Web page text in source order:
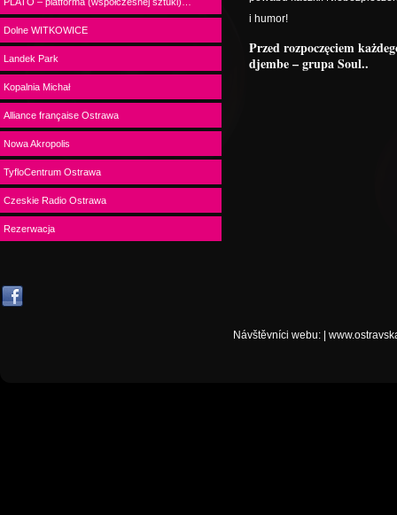
Dolne WITKOWICE
Landek Park
Kopalnia Michał
Alliance française Ostrawa
Nowa Akropolis
TyfloCentrum Ostrawa
Czeskie Radio Ostrawa
Rezerwacja
i humor!
Przed rozpoczęciem
djembe – grupa Soul..
Návštěvníci webu: |